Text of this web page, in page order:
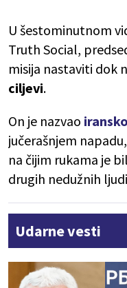
U šestominutnom
Truth Social,
misija nastaviti dok
ciljevi.
On je nazvao
jučerašnjem
na čijim rukama je
drugih nedužnih
Udarne vesti